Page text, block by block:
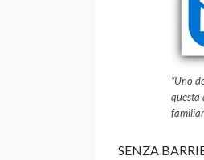
“Uno
questa
SENZA